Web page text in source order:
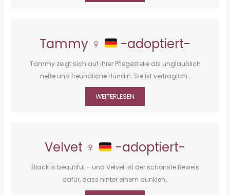
Tammy ♀ -adoptiert-
Tammy zeigt sich auf ihrer Pflegestelle als unglaublich
nette und freundliche Hündin. Sie ist verträglich…
WEITERLESEN
Velvet ♀ -adoptiert-
Black is beautiful – und Velvet ist der schönste Beweis
dafür, dass hinter einem dunklen…